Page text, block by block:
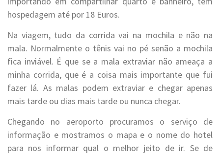
hospedagem até por 18 Euros.
Na viagem, tudo da corrida vai na mochila e não na
mala. Normalmente o tênis vai no pé senão a mochila
fica inviável. É que se a mala extraviar não ameaça a
minha corrida, que é a coisa mais importante que fui
fazer lá. As malas podem extraviar e chegar apenas
mais tarde ou dias mais tarde ou nunca chegar.
Chegando no aeroporto procuramos o serviço de
informação e mostramos o mapa e o nome do hotel
para nos informar qual o melhor jeito de ir. Se de